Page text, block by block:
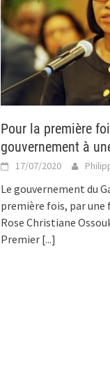
Pour la première
gouvernement à
17/07/2020
Le gouvernement du
première fois, par une
Rose Christiane
Premier [...]